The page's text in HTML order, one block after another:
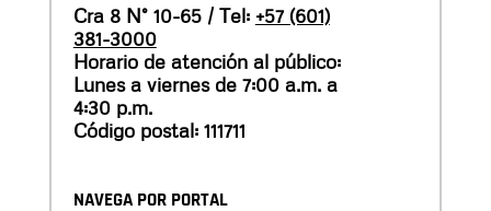
Cra 8 N° 10-65 / Tel: +57 (601)
381-3000
Horario de atención al público:
Lunes a viernes de 7:00 a.m. a
4:30 p.m.
Código postal: 111711
NAVEGA POR PORTAL